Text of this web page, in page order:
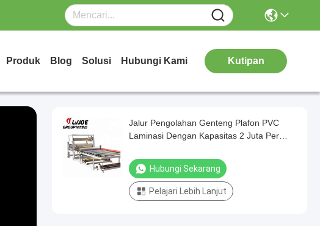
Produk Blog Solusi Hubungi Kami Kutipan
Jalur Pengolahan Genteng Plafon PVC
Laminasi Dengan Kapasitas 2 Juta Per
Hubungi Sekarang
Pelajari Lebih Lanjut